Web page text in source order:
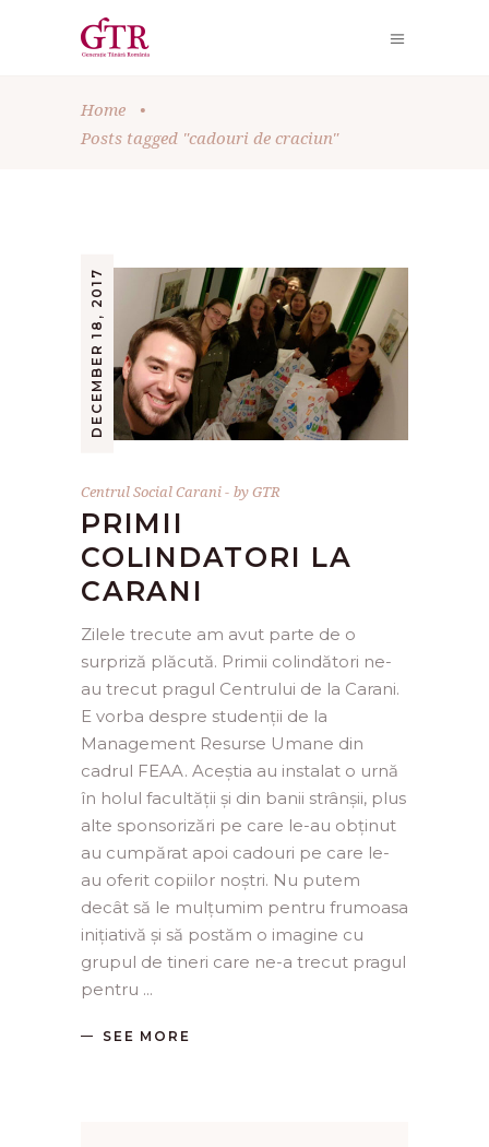
Home
•
Posts tagged "cadouri de craciun"
DECEMBER 18, 2017
Centrul Social Carani byGTR
PRIMII
COLINDATORI LA
CARANI
Zilele trecute am avut parte de o
surpriză plăcută. Primii colindători ne-
au trecut pragul Centrului de la Carani.
E vorba despre studenții de la
Management Resurse Umane din
cadrul FEAA. Aceștia au instalat o urnă
în holul facultății și din banii strânșii, plus
alte sponsorizări pe care le-au obținut
au cumpărat apoi cadouri pe care le-
au oferit copiilor noștri. Nu putem
decât să le mulțumim pentru frumoasa
inițiativă și să postăm o imagine cu
grupul de tineri care ne-a trecut pragul
pentru
SEE MORE